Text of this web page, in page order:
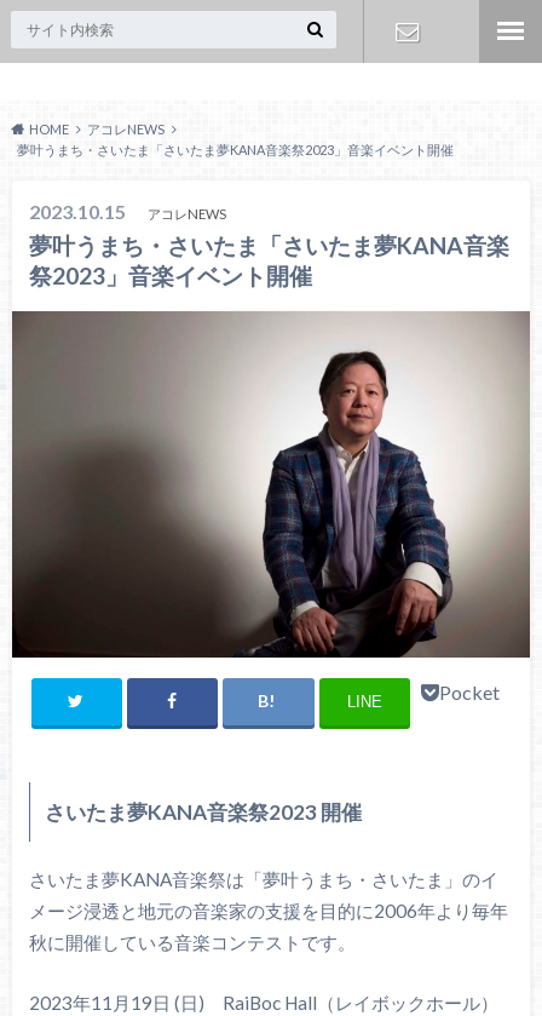
せ
HOME
アコレNEWS
夢叶うまち・さいたま「さいたま夢KANA音楽祭2023」音楽イベント開催
2023.10.15 アコレNEWS
夢叶うまち・さいたま「さいたま夢KANA音楽
祭2023」音楽イベント開催
LINE Pocket
さいたま夢KANA音楽祭2023 開催
さいたま夢KANA音楽祭は「夢叶うまち・さいたま」のイ
メージ浸透と地元の音楽家の支援を目的に2006年より毎年
秋に開催している音楽コンテストです。
2023年11月19日 (日) RaiBoc Hall（レイボックホール）